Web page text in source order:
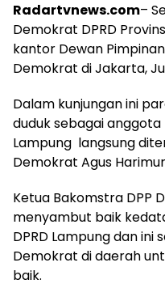
Radartvnews.com–
Demokrat DPRD
kantor Dewan
Demokrat di Jakarta,
Dalam kunjungan ini
duduk sebagai anggota
Lampung langsung
Demokrat Agus
Ketua Bakomstra DPP
menyambut baik
DPRD Lampung dan
Demokrat di daerah
baik.